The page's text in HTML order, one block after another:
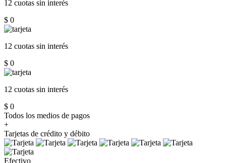
12 cuotas sin interés
$ 0
12 cuotas sin interés
$ 0
12 cuotas sin interés
$ 0
Todos los medios de pagos
+
Tarjetas de crédito y débito
Efectivo